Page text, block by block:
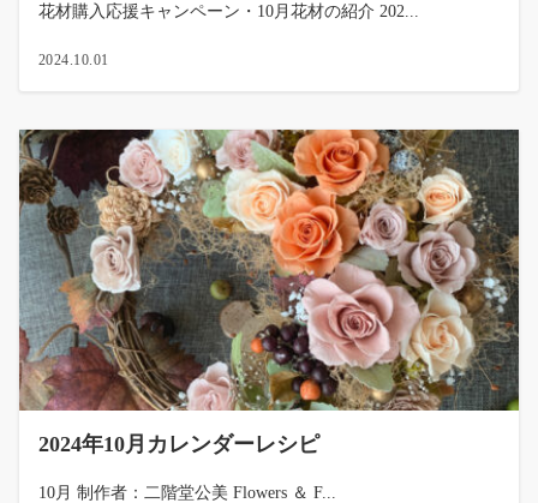
花材購入応援キャンペーン・10月花材の紹介 202...
2024.10.01
2024年10月カレンダーレシピ
10月 制作者：二階堂公美 Flowers ＆ F...